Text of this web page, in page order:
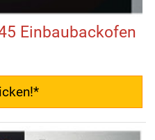
Einbaubackofen